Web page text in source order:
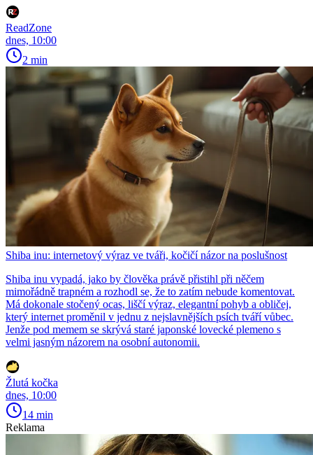
ReadZone
dnes, 10:00
2 min
Shiba inu: internetový výraz ve tváři, kočičí názor na poslušnost
Shiba inu vypadá, jako by člověka právě přistihl při něčem
mimořádně trapném a rozhodl se, že to zatím nebude komentovat.
Má dokonale stočený ocas, liščí výraz, elegantní pohyb a obličej,
který internet proměnil v jednu z nejslavnějších psích tváří vůbec.
Jenže pod memem se skrývá staré japonské lovecké plemeno s
velmi jasným názorem na osobní autonomii.
Žlutá kočka
dnes, 10:00
14 min
Reklama